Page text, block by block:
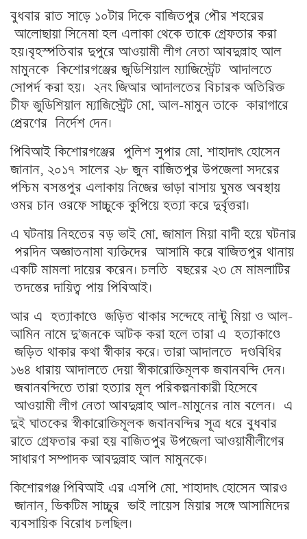
বুধবার রাত সাড়ে ১০টার দিকে বাজিতপুর পৌর শহরের
আলোছায়া সিনেমা হল এলাকা থেকে তাকে গ্রেফতার করা
হয়।বৃহস্পতিবার দুপুরে আওয়ামী লীগ নেতা আবদুল্লাহ আল
মামুনকে কিশোরগঞ্জের জুডিশিয়াল ম্যাজিস্ট্রেট আদালতে
সোপর্দ করা হয়। ২নং জিআর আদালতের বিচারক অতিরিক্ত
চীফ জুডিশিয়াল ম্যাজিস্ট্রেট মো. আল-মামুন তাকে কারাগারে
প্রেরণের নির্দেশ দেন।
পিবিআই কিশোরগঞ্জের পুলিশ সুপার মো. শাহাদাৎ হোসেন
জানান, ২০১৭ সালের ২৮ জুন বাজিতপুর উপজেলা সদরের
পশ্চিম বসন্তপুর এলাকায় নিজের ভাড়া বাসায় ঘুমন্ত অবস্থায়
ওমর চান ওরফে সাচ্চুকে কুপিয়ে হত্যা করে দুর্বৃত্তরা।
এ ঘটনায় নিহতের বড় ভাই মো. জামাল মিয়া বাদী হয়ে ঘটনার
পরদিন অজ্ঞাতনামা ব্যক্তিদের আসামি করে বাজিতপুর থানায়
একটি মামলা দায়ের করেন। চলতি বছরের ২৩ মে মামলাটির
তদন্তের দায়িত্ব পায় পিবিআই।
আর এ হত্যাকাণ্ডে জড়িত থাকার সন্দেহে নান্টু মিয়া ও আল-
আমিন নামে দু’জনকে আটক করা হলে তারা এ হত্যাকাণ্ডে
জড়িত থাকার কথা স্বীকার করে। তারা আদালতে দণ্ডবিধির
১৬৪ ধারায় আদালতে দেয়া স্বীকারোক্তিমূলক জবানবন্দি দেন।
জবানবন্দিতে তারা হত্যার মূল পরিকল্পনাকারী হিসেবে
আওয়ামী লীগ নেতা আবদুল্লাহ আল-মামুনের নাম বলেন। এ
দুই ঘাতকের স্বীকারোক্তিমূলক জবানবন্দির সূত্র ধরে বুধবার
রাতে গ্রেফতার করা হয় বাজিতপুর উপজেলা আওয়ামীলীগের
সাধারণ সম্পাদক আবদুল্লাহ আল মামুনকে।
কিশোরগঞ্জ পিবিআই এর এসপি মো. শাহাদাৎ হোসেন আরও
জানান, ভিকটিম সাচ্চুর ভাই লায়েস মিয়ার সঙ্গে আসামিদের
ব্যবসায়িক বিরোধ চলছিল।